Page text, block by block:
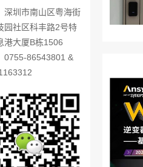
深圳市南山区粤海街
园社区科丰路2号特
港大厦B栋1506
0755-86543801 &